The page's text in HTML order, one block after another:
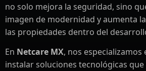
no solo mejora la seguridad, sino
imagen de modernidad y aumenta
las propiedades dentro del
En Netcare MX, nos especializamos
instalar soluciones tecnológicas